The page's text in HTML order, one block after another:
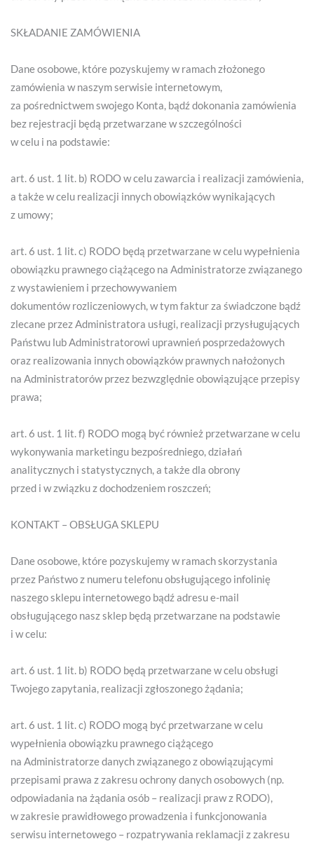
SKŁADANIE ZAMÓWIENIA
Dane osobowe, które pozyskujemy w ramach złożonego
zamówienia w naszym serwisie internetowym,
za pośrednictwem swojego Konta, bądź dokonania zamówienia
bez rejestracji będą przetwarzane w szczególności
w celu i na podstawie:
art. 6 ust. 1 lit. b) RODO w celu zawarcia i realizacji zamówienia,
a także w celu realizacji innych obowiązków wynikających
z umowy;
art. 6 ust. 1 lit. c) RODO będą przetwarzane w celu wypełnienia
obowiązku prawnego ciążącego na Administratorze związanego
z wystawieniem i przechowywaniem
dokumentów rozliczeniowych, w tym faktur za świadczone bądź
zlecane przez Administratora usługi, realizacji przysługujących
Państwu lub Administratorowi uprawnień posprzedażowych
oraz realizowania innych obowiązków prawnych nałożonych
na Administratorów przez bezwzględnie obowiązujące przepisy
prawa;
art. 6 ust. 1 lit. f) RODO mogą być również przetwarzane w celu
wykonywania marketingu bezpośredniego, działań
analitycznych i statystycznych, a także dla obrony
przed i w związku z dochodzeniem roszczeń;
KONTAKT – OBSŁUGA SKLEPU
Dane osobowe, które pozyskujemy w ramach skorzystania
przez Państwo z numeru telefonu obsługującego infolinię
naszego sklepu internetowego bądź adresu e-mail
obsługującego nasz sklep będą przetwarzane na podstawie
i w celu:
art. 6 ust. 1 lit. b) RODO będą przetwarzane w celu obsługi
Twojego zapytania, realizacji zgłoszonego żądania;
art. 6 ust. 1 lit. c) RODO mogą być przetwarzane w celu
wypełnienia obowiązku prawnego ciążącego
na Administratorze danych związanego z obowiązującymi
przepisami prawa z zakresu ochrony danych osobowych (np.
odpowiadania na żądania osób – realizacji praw z RODO),
w zakresie prawidłowego prowadzenia i funkcjonowania
serwisu internetowego – rozpatrywania reklamacji z zakresu